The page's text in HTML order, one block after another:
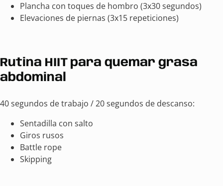
Plancha con toques de hombro (3x30 segundos)
Elevaciones de piernas (3x15 repeticiones)
Rutina HIIT para quemar grasa
abdominal
40 segundos de trabajo / 20 segundos de descanso:
Sentadilla con salto
Giros rusos
Battle rope
Skipping